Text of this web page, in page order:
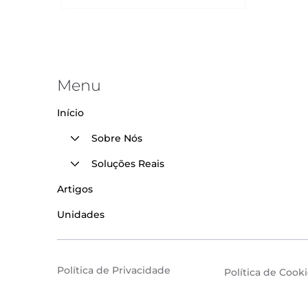
Menu
Início
Sobre Nós
Soluções Reais
Artigos
Unidades
Política de Privacidade Política de